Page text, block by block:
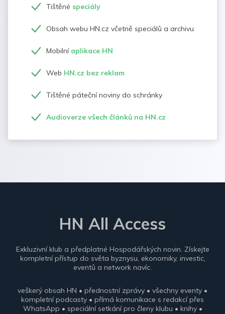
Tištěné speciály
Obsah webu HN.cz včetně speciálů a archivu
Mobilní aplikace HN
Web HN.cz bez reklam
Tištěné páteční noviny do schránky
Audioverze všech článků na HN.cz
HN All Access
Exkluzivní klub a předplatné Hospodářských novin. Získejte
kompletní přístup do světa byznysu, ekonomiky, investic,
eventů a network navíc.
veškerý obsah HN • přednostní zprávy • všechny eventy •
kompletní podcasty • přímá komunikace s redakcí přes
WhatsApp • speciální setkání pro členy klubu • knihy •